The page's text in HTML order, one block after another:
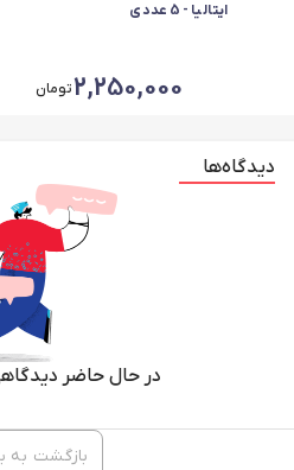
ایتالیا - 5 عددی
2,250,000تومان
دیدگاه‌ها
در حال حاضر
بازگشت به